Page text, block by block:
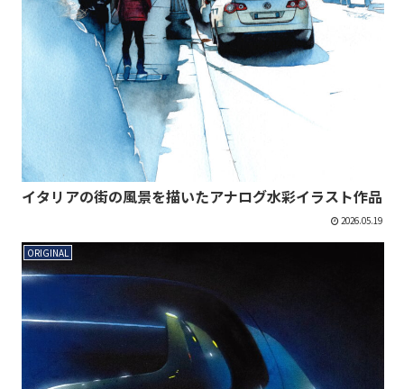
イタリアの街の風景を描いたアナログ水彩イラスト作品
2026.05.19
ORIGINAL